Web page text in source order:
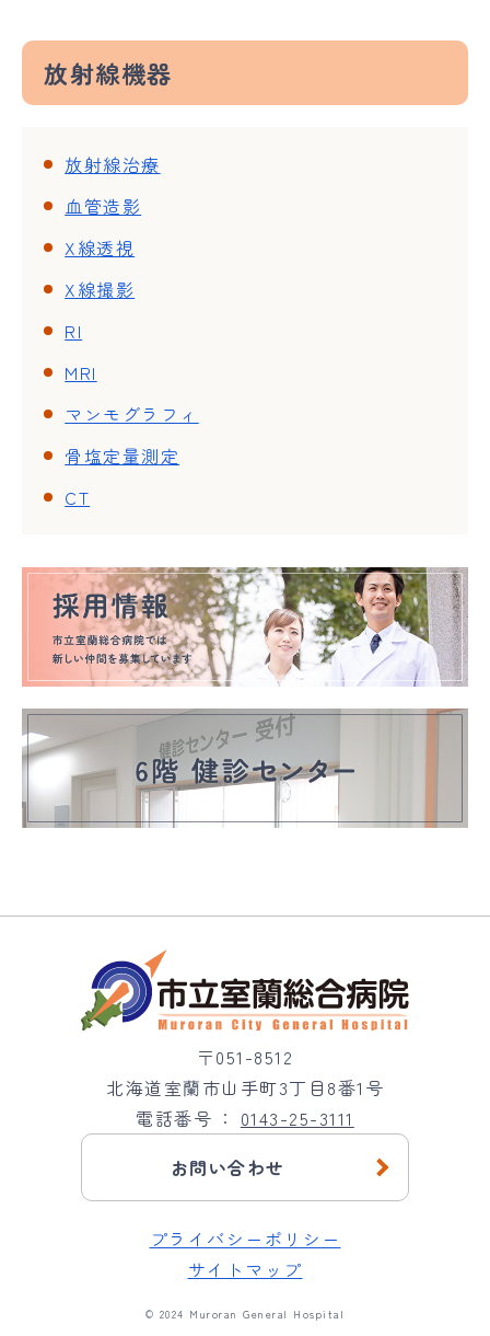
放射線機器
放射線治療
血管造影
X線透視
X線撮影
RI
MRI
マンモグラフィ
骨塩定量測定
CT
〒051-8512
北海道室蘭市山手町3丁目8番1号
電話番号
0143-25-3111
お問い合わせ
プライバシーポリシー
サイトマップ
© 2024 Muroran General Hospital